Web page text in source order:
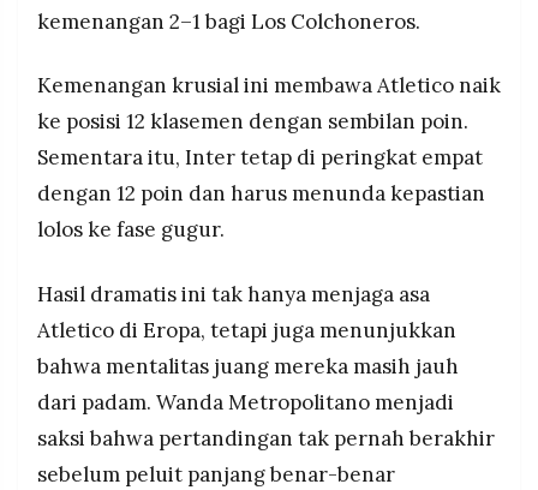
kemenangan 2–1 bagi Los Colchoneros.
Kemenangan krusial ini membawa Atletico naik
ke posisi 12 klasemen dengan sembilan poin.
Sementara itu, Inter tetap di peringkat empat
dengan 12 poin dan harus menunda kepastian
lolos ke fase gugur.
Hasil dramatis ini tak hanya menjaga asa
Atletico di Eropa, tetapi juga menunjukkan
bahwa mentalitas juang mereka masih jauh
dari padam. Wanda Metropolitano menjadi
saksi bahwa pertandingan tak pernah berakhir
sebelum peluit panjang benar-benar